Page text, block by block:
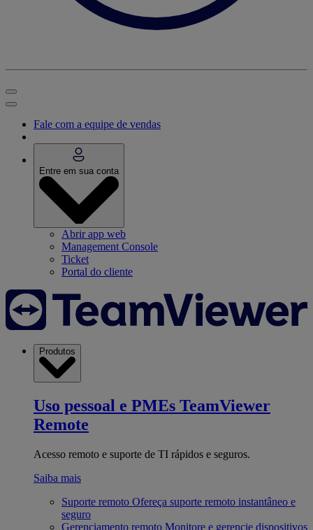
Fale com a equipe de vendas
Entre em sua conta
Abrir app web
Management Console
Ticket
Portal do cliente
Produtos
Uso pessoal e PMEs TeamViewer
Remote
Acesso remoto e suporte de TI rápidos e seguros.
Saiba mais
Suporte remoto Ofereça suporte remoto instantâneo e
seguro
Gerenciamento remoto Monitore e gerencie dispositivos